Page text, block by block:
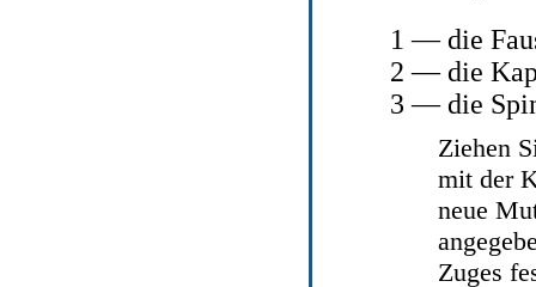
1 — die
2 — die
3 — die
Ziehen
mit der
neue
Zuges